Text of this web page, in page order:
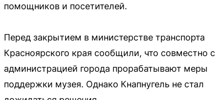
помощников и посетителей.
Перед закрытием в министерстве транспорта
Красноярского края сообщили, что совместно с
администрацией города прорабатывают меры
поддержки музея. Однако Кнапнугель не стал